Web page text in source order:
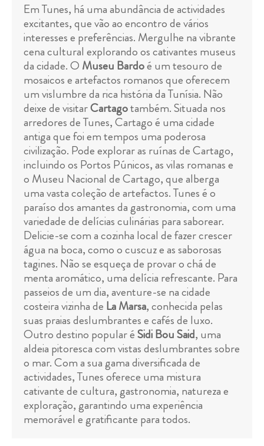
Em Tunes, há uma abundância de actividades
excitantes, que vão ao encontro de vários
interesses e preferências. Mergulhe na vibrante
cena cultural explorando os cativantes museus
da cidade. O Museu Bardoé um tesouro de
mosaicos e artefactos romanos que oferecem
um vislumbre da rica história da Tunísia. Não
deixe de visitarCartagotambém. Situada nos
arredores de Tunes, Cartago é uma cidade
antiga que foi em tempos uma poderosa
civilização. Pode explorar as ruínas de Cartago,
incluindo os Portos Púnicos, as vilas romanas e
o Museu Nacional de Cartago, que alberga
uma vasta coleção de artefactos. Tunes é o
paraíso dos amantes da gastronomia, com uma
variedade de delícias culinárias para saborear.
Delicie-se com a cozinha local de fazer crescer
água na boca, como o cuscuz e as saborosas
tagines. Não se esqueça de provar o chá de
menta aromático, uma delícia refrescante. Para
passeios de um dia, aventure-se na cidade
costeira vizinha de La Marsa, conhecida pelas
suas praias deslumbrantes e cafés de luxo.
Outro destino popular éSidi Bou Said, uma
aldeia pitoresca com vistas deslumbrantes sobre
o mar. Com a sua gama diversificada de
actividades, Tunes oferece uma mistura
cativante de cultura, gastronomia, natureza e
exploração, garantindo uma experiência
memorável e gratificante para todos.